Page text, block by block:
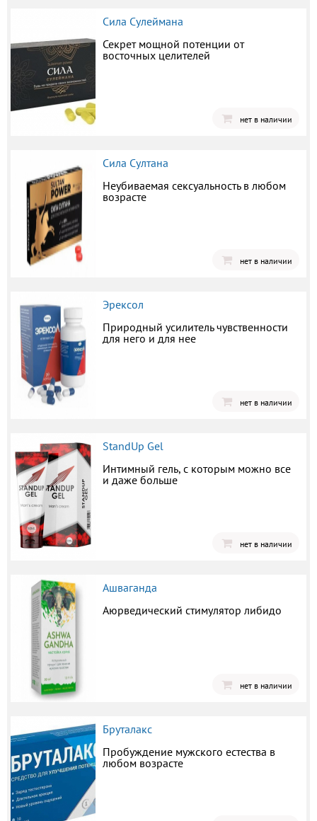
Сила Сулеймана
Секрет мощной потенции от
восточных целителей
нет в наличии
Сила Султана
Неубиваемая сексуальность в любом
возрасте
нет в наличии
Эрексол
Природный усилитель чувственности
для него и для нее
нет в наличии
StandUp Gel
Интимный гель, с которым можно все
и даже больше
нет в наличии
Ашваганда
Аюрведический стимулятор либидо
нет в наличии
Бруталакс
Пробуждение мужского естества в
любом возрасте